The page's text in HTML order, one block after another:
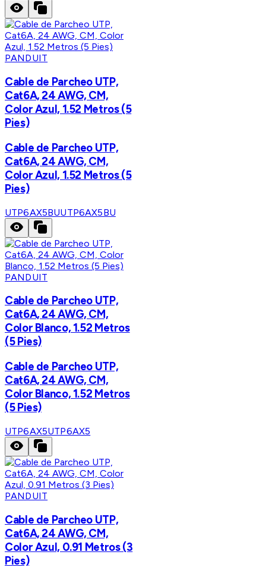
PANDUIT
Cable de Parcheo UTP,
Cat6A, 24 AWG, CM,
Color Azul, 1.52 Metros (5
Pies)
Cable de Parcheo UTP,
Cat6A, 24 AWG, CM,
Color Azul, 1.52 Metros (5
Pies)
UTP6AX5BUUTP6AX5BU
PANDUIT
Cable de Parcheo UTP,
Cat6A, 24 AWG, CM,
Color Blanco, 1.52 Metros
(5 Pies)
Cable de Parcheo UTP,
Cat6A, 24 AWG, CM,
Color Blanco, 1.52 Metros
(5 Pies)
UTP6AX5UTP6AX5
PANDUIT
Cable de Parcheo UTP,
Cat6A, 24 AWG, CM,
Color Azul, 0.91 Metros (3
Pies)